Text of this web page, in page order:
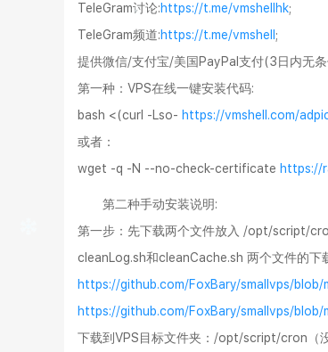
TeleGram讨论:https://t.me/vmshellhk;
TeleGram频道:https://t.me/vmshell ;
提供微信/支付宝/美国PayPal支付(3日内无
第一种：VPS在线一键安装代码:
bash <(curl -Lso- https://vmshell.com/
或者：
wget -q -N --no-check-certificate https://
第二种手动安装说明:
第一步：先下载两个文件放入 /opt/script/
cleanLog.sh和cleanCache.sh 两个文件的下
https://github.com/FoxBary/smallvps/blob/
https://github.com/FoxBary/smallvps/blob/
下载到VPS目标文件夹：/opt/script/cron（